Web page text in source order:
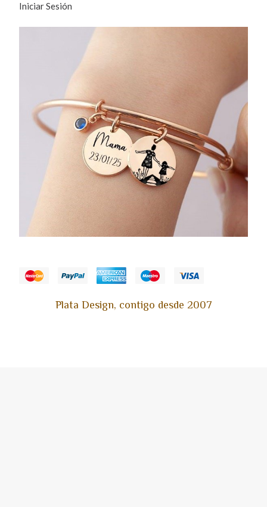
Iniciar Sesión
Plata Design, contigo desde 2007